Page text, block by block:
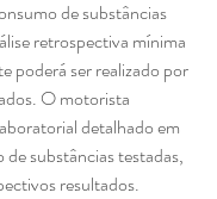
de substâncias
retrospectiva mínima
poderá ser realizado por
O motorista
detalhado em
de substâncias testadas,
resultados.